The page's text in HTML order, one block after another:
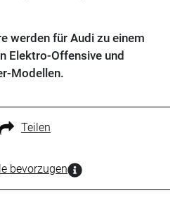
werden für Audi zu einem
Elektro-Offensive und
Modellen.
Teilen
bevorzugen